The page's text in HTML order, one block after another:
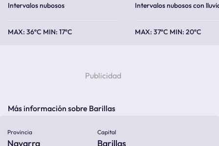
Intervalos nubosos
36ºC 17ºC
Intervalos nubosos con
37ºC 20ºC
Más información sobre Barillas
Provincia
Navarra
Capital
Barillas